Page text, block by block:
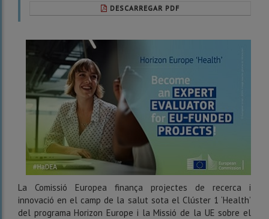
DESCARREGAR PDF
La Comissió Europea finança projectes de recerca i
innovació en el camp de la salut sota el Clúster 1 ‘Health’
del programa Horizon Europe i la Missió de la UE sobre el